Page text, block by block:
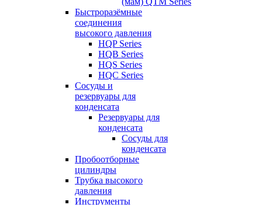
Быстроразёмные
соединения
высокого давления
HQP Series
HQB Series
HQS Series
HQC Series
Сосуды и
резервуары для
конденсата
Резервуары для
конденсата
Сосуды для
конденсата
Пробоотборные
цилиндры
Трубка высокого
давления
Инструменты